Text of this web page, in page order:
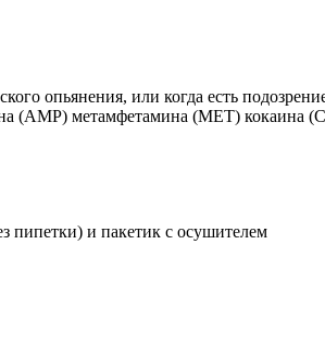
опьянения, или когда есть
(АМР) метамфетамина (МЕТ) кокаина
пипетки) и пакетик с осушителем